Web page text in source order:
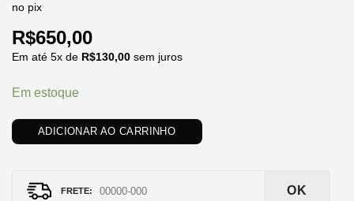
no pix
R$650,00
Em até 5x de R$130,00 sem juros
Em estoque
ADICIONAR AO CARRINHO
OK